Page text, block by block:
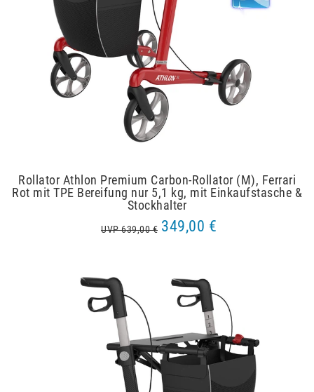
Rollator Athlon Premium Carbon-Rollator (M), Ferrari
Rot mit TPE Bereifung nur 5,1 kg, mit Einkaufstasche &
Stockhalter
UVP 639,00 € 349,00 €